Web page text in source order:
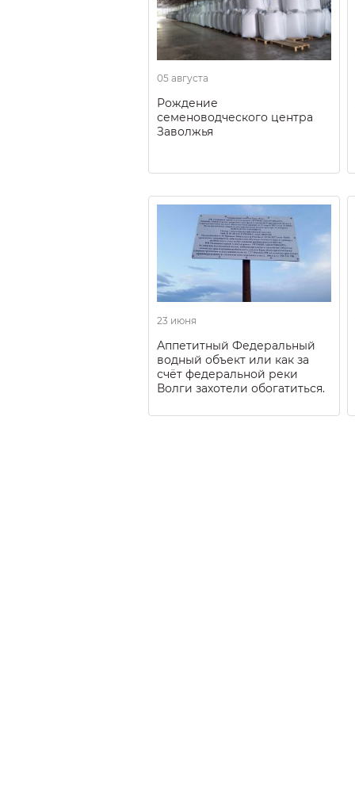
05 августа
Рождение
семеноводческого центра
Заволжья
23 июня
Аппетитный Федеральный
водный объект или как за
счёт федеральной реки
Волги захотели обогатиться.